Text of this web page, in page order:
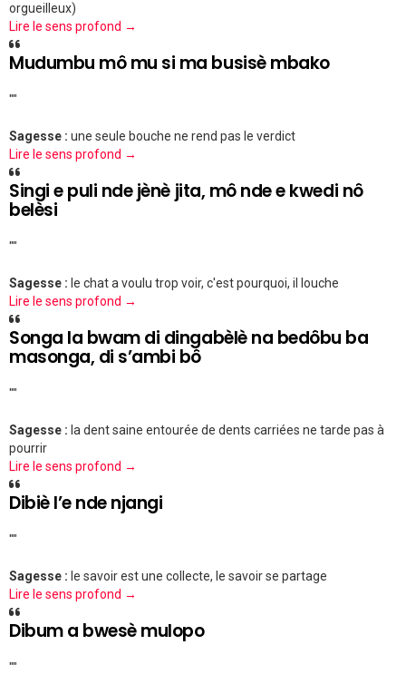
orgueilleux)
Lire le sens profond →
Mudumbu mô mu si ma busisè mbako
""
Sagesse : une seule bouche ne rend pas le verdict
Lire le sens profond →
Singi e puli nde jènè jita, mô nde e kwedi nô
belèsi
""
Sagesse : le chat a voulu trop voir, c'est pourquoi, il louche
Lire le sens profond →
Songa la bwam di dingabèlè na bedôbu ba
masonga, di s’ambi bô
""
Sagesse : la dent saine entourée de dents carriées ne tarde pas à
pourrir
Lire le sens profond →
Dibiè l’e nde njangi
""
Sagesse : le savoir est une collecte, le savoir se partage
Lire le sens profond →
Dibum a bwesè mulopo
""